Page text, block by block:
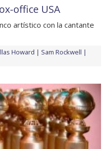
office USA
artístico con la cantante
Howard
Sam Rockwell